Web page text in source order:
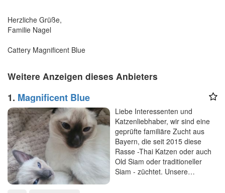
Herzliche Grüße,
Familie Nagel
Cattery Magnificent Blue
Weitere Anzeigen dieses Anbieters
1. Magnificent Blue
Liebe Interessenten und
Katzenliebhaber, wir sind eine
geprüfte familiäre Zucht aus
Bayern, die seit 2015 diese
Rasse -Thai Katzen oder auch
Old Siam oder traditioneller
Siam - züchtet. Unsere…